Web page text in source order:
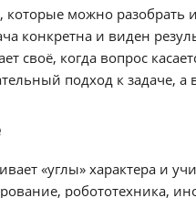
которые можно
конкретна и виден
своё, когда вопрос
подход к задаче,
«углы» характера и
робототехника,